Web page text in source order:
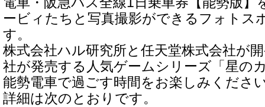
ービィたちと写真撮影ができるフォトス
す。
株式会社ハル研究所と任天堂株式会社が
社が発売する人気ゲームシリーズ「星の
能勢電車で過ごす時間をお楽しみくださ
詳細は次のとおりです。